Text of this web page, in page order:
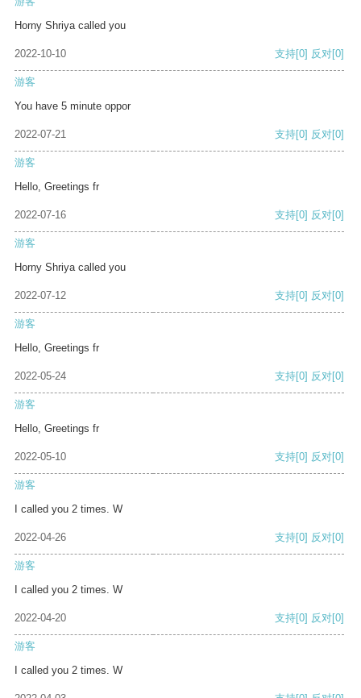
Horny Shriya called you
2022-10-10 支持[0] 反对[0]
游客
You have 5 minute oppor
2022-07-21 支持[0] 反对[0]
游客
Hello, Greetings fr
2022-07-16 支持[0] 反对[0]
游客
Horny Shriya called you
2022-07-12 支持[0] 反对[0]
游客
Hello, Greetings fr
2022-05-24 支持[0] 反对[0]
游客
Hello, Greetings fr
2022-05-10 支持[0] 反对[0]
游客
I called you 2 times. W
2022-04-26 支持[0] 反对[0]
游客
I called you 2 times. W
2022-04-20 支持[0] 反对[0]
游客
I called you 2 times. W